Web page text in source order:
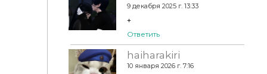
9 декабря 2025 г. 13:33
+
Ответить
haiharakiri
10 января 2026 г. 7:16